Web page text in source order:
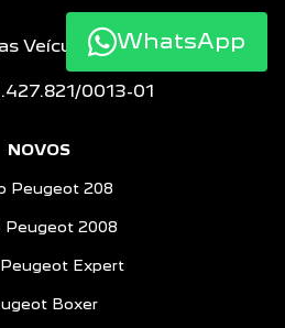
Veículos e Peças LTDA
0013-01
NOVOS
Peugeot 208
Peugeot 2008
Expert
Boxer
WhatsApp